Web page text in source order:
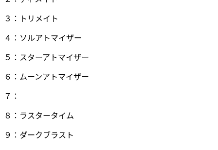
３：トリメイト
４：ソルアトマイザー
５：スターアトマイザー
６：ムーンアトマイザー
７：
８：ラスタータイム
９：ダークブラスト